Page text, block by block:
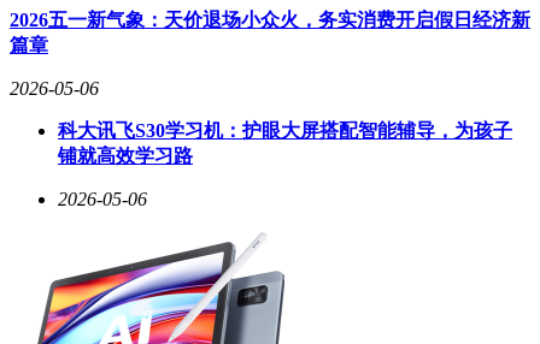
2026五一新气象：天价退场小众火，务实消费开启假日经济新
篇章
2026-05-06
科大讯飞S30学习机：护眼大屏搭配智能辅导，为孩子
铺就高效学习路
2026-05-06